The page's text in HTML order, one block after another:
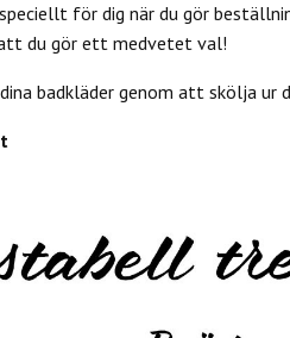
för dig när du gör
du gör ett medvetet val!
badkläder genom att skölja